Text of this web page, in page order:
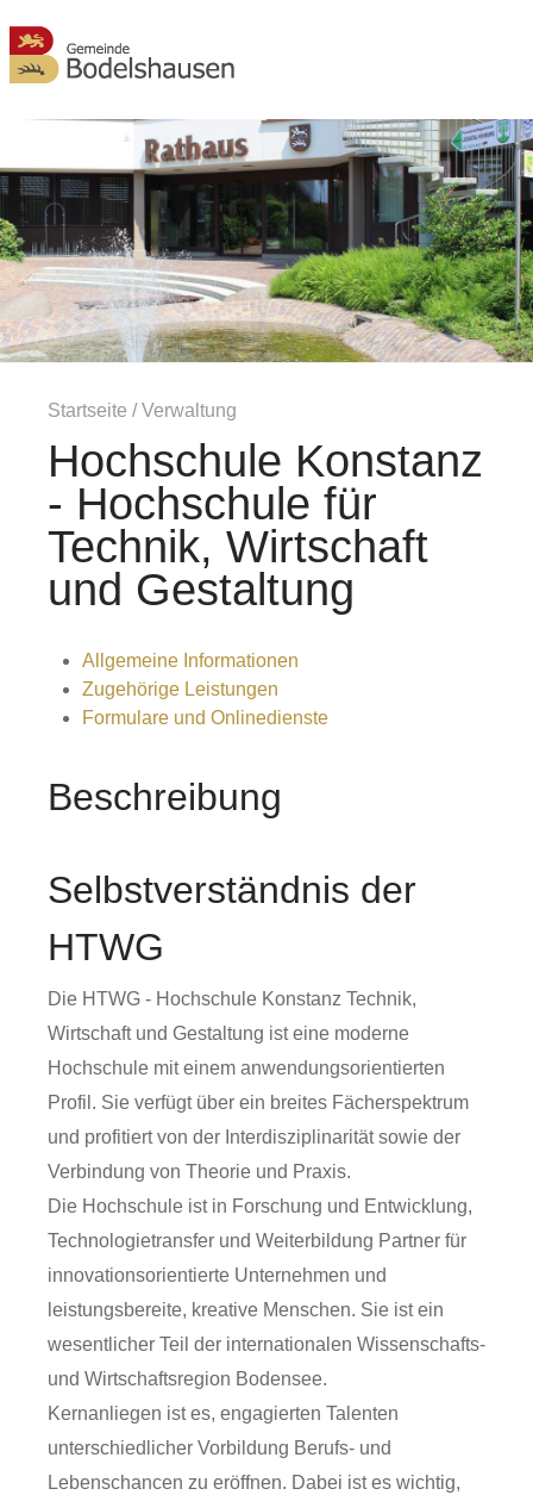
Startseite /Verwaltung
Hochschule Konstanz
- Hochschule für
Technik, Wirtschaft
und Gestaltung
Allgemeine Informationen
Zugehörige Leistungen
Formulare und Onlinedienste
Beschreibung
Selbstverständnis der
HTWG
Die HTWG - Hochschule Konstanz Technik,
Wirtschaft und Gestaltung ist eine moderne
Hochschule mit einem anwendungsorientierten
Profil. Sie verfügt über ein breites Fächerspektrum
und profitiert von der Interdisziplinarität sowie der
Verbindung von Theorie und Praxis.
Die Hochschule ist in Forschung und Entwicklung,
Technologietransfer und Weiterbildung Partner für
innovationsorientierte Unternehmen und
leistungsbereite, kreative Menschen. Sie ist ein
wesentlicher Teil der internationalen Wissenschafts-
und Wirtschaftsregion Bodensee.
Kernanliegen ist es, engagierten Talenten
unterschiedlicher Vorbildung Berufs- und
Lebenschancen zu eröffnen. Dabei ist es wichtig,